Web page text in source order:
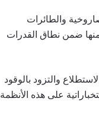
والطائرات
ضمن نطاق القدرات
والتزود بالوقود
على هذه الأنظمة